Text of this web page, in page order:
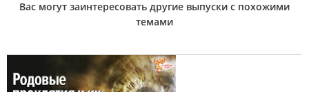
Вас могут заинтересовать другие выпуски с похожими
темами